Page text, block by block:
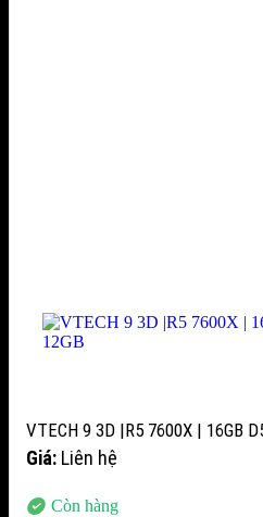
VTECH 9 3D |R5 7600X | 16GB
Giá: Liên hệ
Còn hàng